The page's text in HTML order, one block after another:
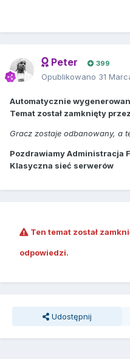
Peter 399
Opublikowano 31
Automatycznie
Temat został zamknięty
Gracz zostaje odbanowany, a
Pozdrawiamy Administracja
Klasyczna sieć serwerów
Ten temat został
odpowiedzi.
Udostępnij